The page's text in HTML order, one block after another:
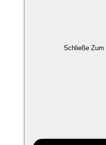
Schließe Zum